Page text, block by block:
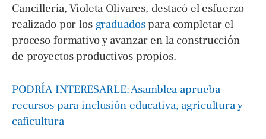
Cancillería, Violeta Olivares, destacó el esfuerzo
realizado por los graduadospara completar el
proceso formativo y avanzar en la construcción
de proyectos productivos propios.
PODRÍA INTERESARLE: Asamblea aprueba
recursos para inclusión educativa, agricultura y
caficultura